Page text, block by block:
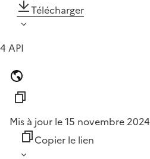
Télécharger
4 API
Mis à jour le 15 novembre 2024
Copier le lien